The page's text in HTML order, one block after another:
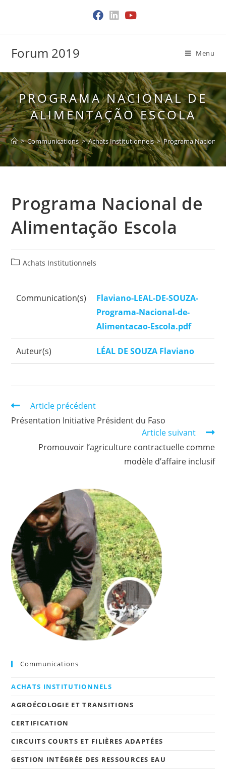
Forum 2019 Menu
PROGRAMA NACIONAL DE
ALIMENTAÇÃO ESCOLA
> Communications > Achats Institutionnels > Programa Nacional
Programa Nacional de
Alimentação Escola
PostAchats Institutionnels
Communication(s) Communication(s)
Flaviano-LEAL-DE-SOUZA-
Programa-Nacional-de-
Alimentacao-Escola.pdf
Auteur(s) LÉAL DE SOUZA Flaviano
Read
more
articles
Article précédent
Présentation Initiative Président du Faso
Article suivant
Promouvoir l’agriculture contractuelle comme
modèle d’affaire inclusif
Communications
ACHATS INSTITUTIONNELS
AGROÉCOLOGIE ET TRANSITIONS
CERTIFICATION
CIRCUITS COURTS ET FILIÈRES ADAPTÉES
GESTION INTÉGRÉE DES RESSOURCES EAU